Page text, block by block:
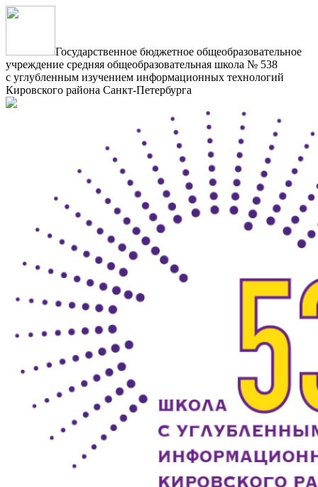
Государственное бюджетное общеобразовательное
учреждение средняя общеобразовательная школа № 538
с углубленным изучением информационных технологий
Кировского района Санкт-Петербурга